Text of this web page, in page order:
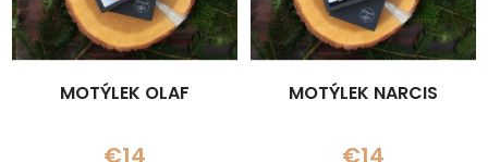
MOTÝLEK OLAF
€14
MOTÝLEK NARCIS
€14